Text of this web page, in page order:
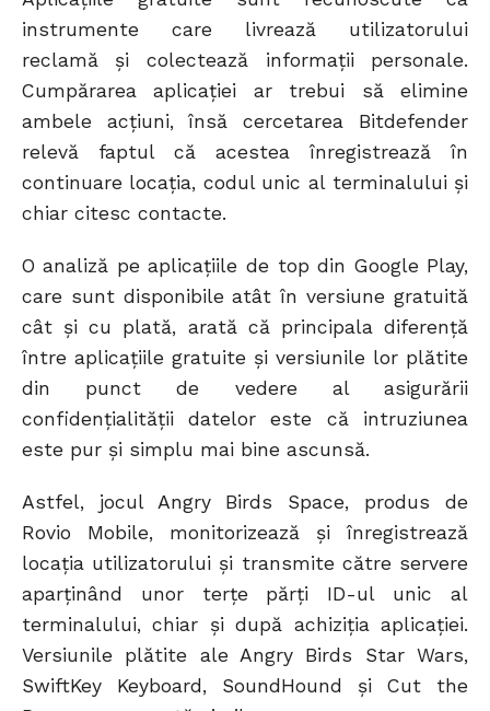
instrumente care livrează utilizatorului
reclamă și colectează informații personale.
Cumpărarea aplicației ar trebui să elimine
ambele acțiuni, însă cercetarea Bitdefender
relevă faptul că acestea înregistrează în
continuare locația, codul unic al terminalului și
chiar citesc contacte.
O analiză pe aplicațiile de top din Google Play,
care sunt disponibile atât în versiune gratuită
cât și cu plată, arată că principala diferență
între aplicațiile gratuite și versiunile lor plătite
din punct de vedere al asigurării
confidențialității datelor este că intruziunea
este pur și simplu mai bine ascunsă.
Astfel, jocul Angry Birds Space, produs de
Rovio Mobile, monitorizează și înregistrează
locația utilizatorului și transmite către servere
aparținând unor terțe părți ID-ul unic al
terminalului, chiar și după achiziția aplicației.
Versiunile plătite ale Angry Birds Star Wars,
SwiftKey Keyboard, SoundHound și Cut the